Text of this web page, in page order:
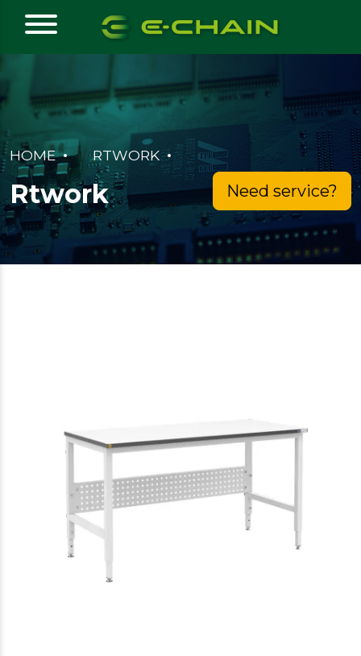
HOME RTWORK
Rtwork Need service?
Rtwork
ESD and non-ESD desks, chairs,
additional furniture
H-lábszerkezetű munkaasztal